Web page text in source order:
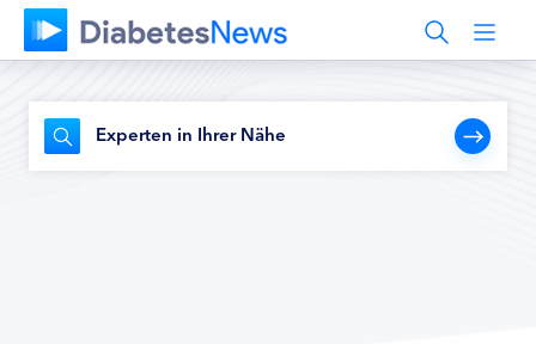
Experten in Ihrer Nähe